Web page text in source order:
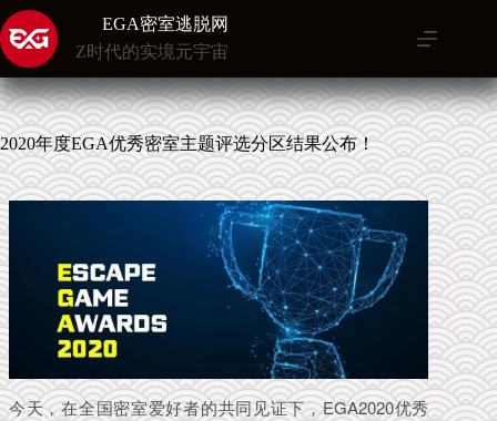
跳
至
内
容
EGA密室逃脱网
Z时代的实境元宇宙
2020年度EGA优秀密室主题评选分区结果公布！
今天，在全国密室爱好者的共同见证下，EGA2020优秀